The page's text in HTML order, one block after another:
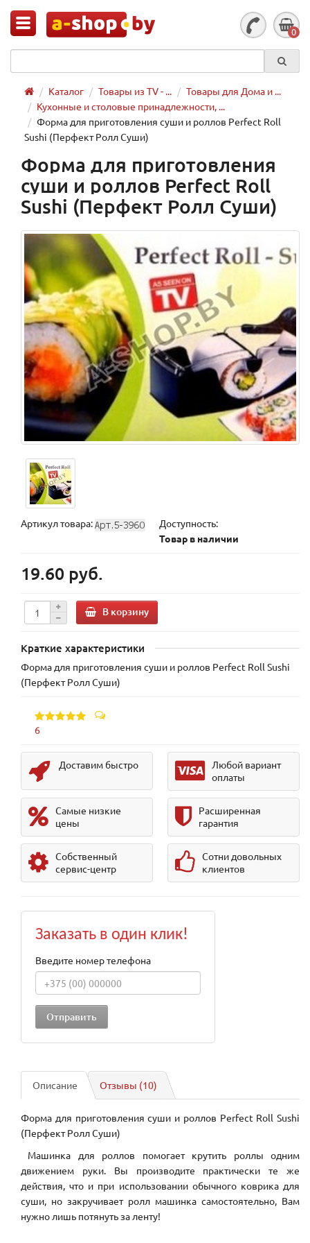
0
Каталог Товары из TV - ...
Товары для Дома и ...
Кухонные и столовые принадлежности, ...
Форма для приготовления суши и роллов Perfect Roll
Sushi (Перфект Ролл Суши)
Форма для приготовления
суши и роллов Perfect Roll
Sushi (Перфект Ролл Суши)
Артикул товара:
Доступность:
Товар в наличии
19.60 руб.
В корзину
Краткие характеристики
Форма для приготовления суши и роллов Perfect Roll Sushi
(Перфект Ролл Суши)
6
Доставим быстро
Любой вариант
оплаты
Самые низкие
цены
Расширенная
гарантия
Собственный
сервис-центр
Сотни довольных
клиентов
Заказать в один клик!
Введите номер телефона
Описание Отзывы (10)
Форма для приготовления суши и роллов Perfect Roll Sushi
(Перфект Ролл Суши)
Машинка для роллов помогает крутить роллы одним
движением руки. Вы производите практически те же
действия, что и при использовании обычного коврика для
суши, но закручивает ролл машинка самостоятельно, Вам
нужно лишь потянуть за ленту!